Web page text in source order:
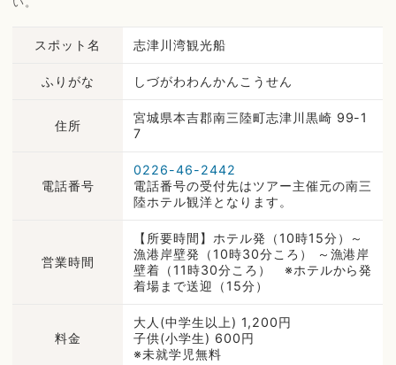
スポット名 志津川湾観光船
ふりがな しづがわわんかんこうせん
住所
宮城県本吉郡南三陸町志津川黒崎 99-1
7
電話番号
0226-46-2442
電話番号の受付先はツアー主催元の南三
陸ホテル観洋となります。
営業時間
【所要時間】ホテル発（10時15分）～
漁港岸壁発（10時30分ころ） ～漁港岸
壁着（11時30分ころ） ※ホテルから発
着場まで送迎（15分）
料金
大人(中学生以上) 1,200円
子供(小学生) 600円
※未就学児無料